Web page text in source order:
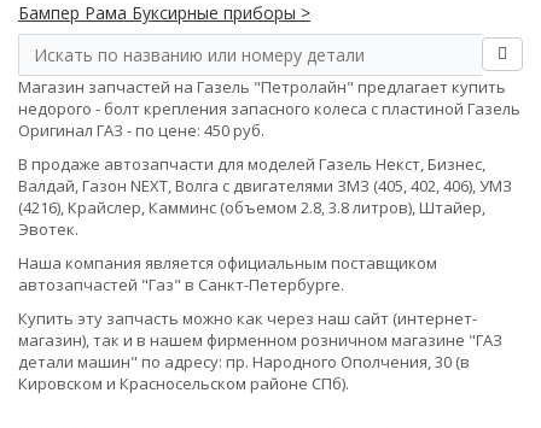
Бампер Рама Буксирные приборы >
Магазин запчастей на Газель "Петролайн" предлагает купить
недорого - болт крепления запасного колеса с пластиной Газель
Оригинал ГАЗ - по цене: 450 руб.
В продаже автозапчасти для моделей Газель Некст, Бизнес,
Валдай, Газон NEXT, Волга с двигателями ЗМЗ (405, 402, 406), УМЗ
(4216), Крайслер, Камминс (объемом 2.8, 3.8 литров), Штайер,
Эвотек.
Наша компания является официальным поставщиком
автозапчастей "Газ" в Санкт-Петербурге.
Купить эту запчасть можно как через наш сайт (интернет-
магазин), так и в нашем фирменном розничном магазине "ГАЗ
детали машин" по адресу: пр. Народного Ополчения, 30 (в
Кировском и Красносельском районе СПб).